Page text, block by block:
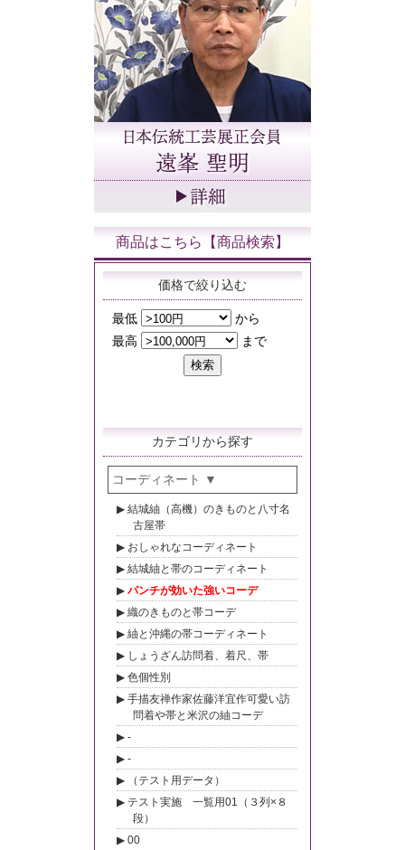
商品はこちら【商品検索】
価格で絞り込む
カテゴリから探す
コーディネート
結城紬（高機）のきものと八寸名
古屋帯
おしゃれなコーディネート
結城紬と帯のコーディネート
パンチが効いた強いコーデ
織のきものと帯コーデ
紬と沖縄の帯コーディネート
しょうざん訪問着、着尺、帯
色個性別
手描友禅作家佐藤洋宜作可愛い訪
問着や帯と米沢の紬コーデ
-
-
（テスト用データ）
テスト実施 一覧用01（３列×８
段）
00